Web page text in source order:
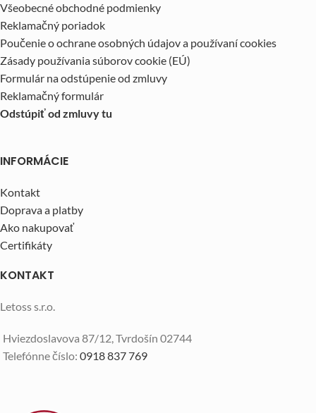
Všeobecné obchodné podmienky
Reklamačný poriadok
Poučenie o ochrane osobných údajov a používaní cookies
Zásady používania súborov cookie (EÚ)
Formulár na odstúpenie od zmluvy
Reklamačný formulár
Odstúpiť od zmluvy tu
INFORMÁCIE
Kontakt
Doprava a platby
Ako nakupovať
Certifikáty
KONTAKT
Letoss s.r.o.
Hviezdoslavova 87/12, Tvrdošín 02744
Telefónne číslo: 0918 837 769